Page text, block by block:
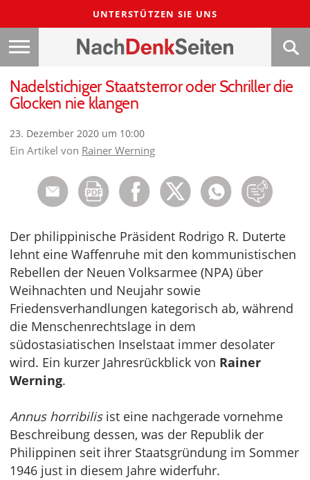
UNTERSTÜTZEN SIE UNS
Nadelstichiger Staatsterror oder Schriller die
Glocken nie klangen
23. Dezember 2020 um 10:00
Ein Artikel von Rainer Werning
Der philippinische Präsident Rodrigo R. Duterte
lehnt eine Waffenruhe mit den kommunistischen
Rebellen der Neuen Volksarmee (NPA) über
Weihnachten und Neujahr sowie
Friedensverhandlungen kategorisch ab, während
die Menschenrechtslage in dem
südostasiatischen Inselstaat immer desolater
wird. Ein kurzer Jahresrückblick von Rainer
Werning.
Annus horribilisist eine nachgerade vornehme
Beschreibung dessen, was der Republik der
Philippinen seit ihrer Staatsgründung im Sommer
1946 just in diesem Jahre widerfuhr.